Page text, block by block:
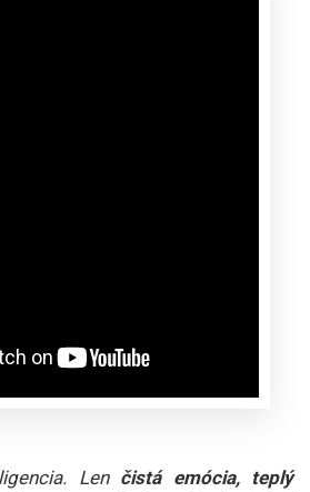
Len čistá emócia, teplý